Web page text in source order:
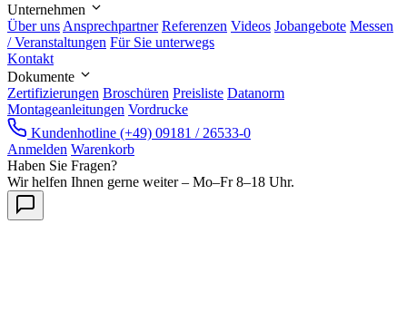
Unternehmen
Über uns Ansprechpartner Referenzen Videos Jobangebote Messen
/ Veranstaltungen Für Sie unterwegs
Kontakt
Dokumente
Zertifizierungen Broschüren Preisliste Datanorm
Montageanleitungen Vordrucke
Kundenhotline (+49) 09181 / 26533-0
Anmelden Warenkorb
Haben Sie Fragen?
Wir helfen Ihnen gerne weiter – Mo–Fr 8–18 Uhr.